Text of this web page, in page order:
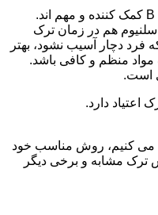
از میان ویتامین ها، ویتامین های گروه B کمک کننده و مهم اند.
هم در زمان ترک
فرد دچار آسیب نشود، بهتر
منظم و کافی باشد.
است.
اعتیاد دارد.
می کنیم، روش مناسب خود
ترک مشابه و برخی دیگر